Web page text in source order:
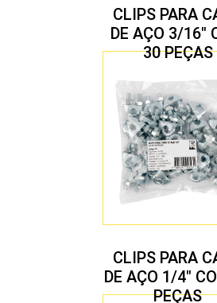
CLIPS PARA
DE AÇO 3/16″
30 PEÇAS
CLIPS PARA
DE AÇO 1/4″
PEÇAS